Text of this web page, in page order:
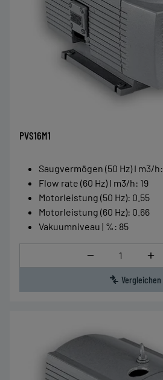
PVS16M1
Saugvermögen (50 Hz) I m3/h:
Flow rate (60 Hz) I m3/h: 19
Motorleistung (50 Hz): 0.55
Motorleistung (60 Hz): 0.66
Vakuumniveau | % : 85
Menge
Vergleichen